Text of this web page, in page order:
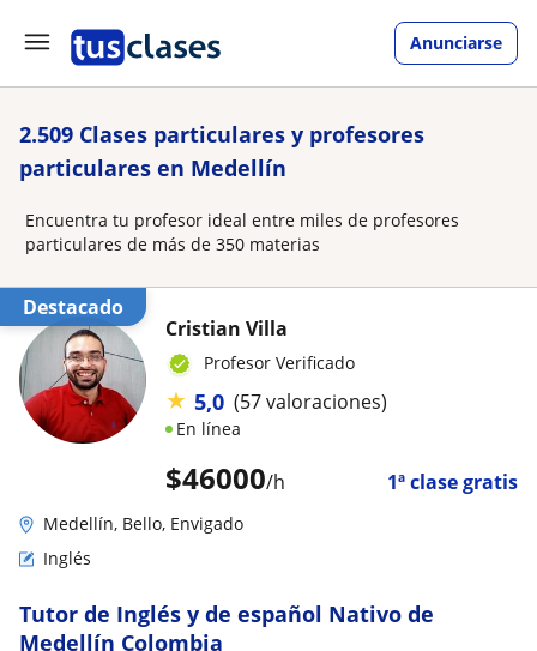
Anunciarse
2.509 Clases particulares y profesores
particulares en Medellín
Encuentra tu profesor ideal entre miles de profesores
particulares de más de 350 materias
Destacado
$46000/h 1ª clase gratis
Cristian Villa
Profesor Verificado
★ 5,0 (57 valoraciones)
En línea
Medellín, Bello, Envigado
Inglés
Tutor de Inglés y de español Nativo de
Medellín Colombia